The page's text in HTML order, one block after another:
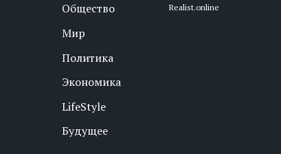
Общество
Мир
Политика
Экономика
LifeStyle
Будущее
Realist.online